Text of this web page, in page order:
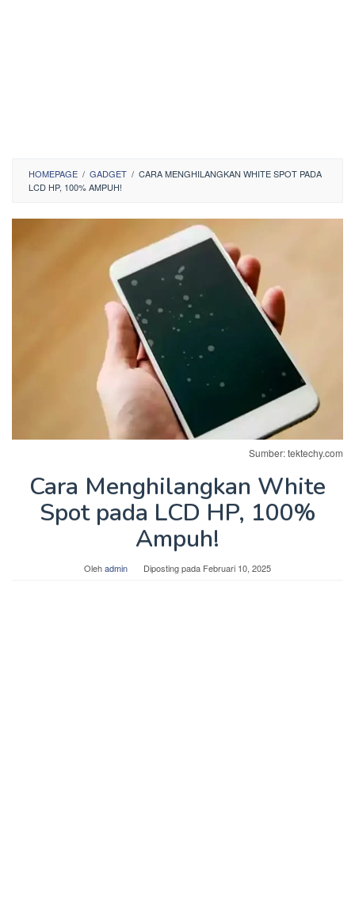
HOMEPAGE / GADGET / CARA MENGHILANGKAN WHITE SPOT PADA
LCD HP, 100% AMPUH!
Sumber: tektechy.com
Cara Menghilangkan White
Spot pada LCD HP, 100%
Ampuh!
Olehadmin Diposting pada Februari 10, 2025